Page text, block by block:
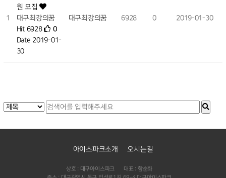
1
원 모집
대구최강의꿈
Hit 6928
0
Date 2019-01-
30
대구최강의꿈 6928 0 2019-01-30
아이스파크소개 오시는길
상호 : 대구아이스파크
대표 : 함순화